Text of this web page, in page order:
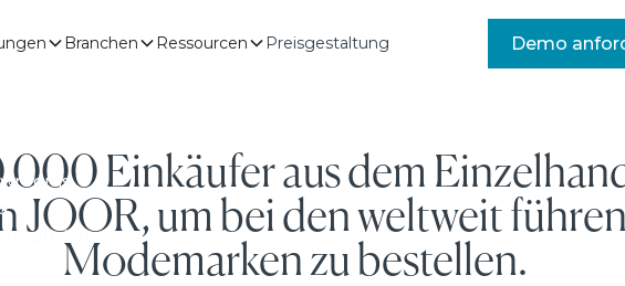
Branchen Ressourcen Preisgestaltung Demo
Einkäufer aus dem
JOOR, um bei den weltweit
Modemarken zu bestellen.